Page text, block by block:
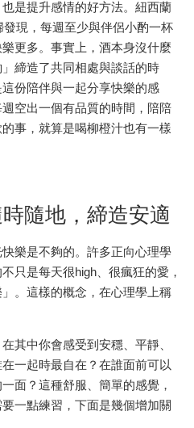
是提升感情的好方法。紐西蘭
現，每週至少與伴侶小酌一杯
更多。事實上，酒本身沒什麼
締造了共同相處與談話的時
份陪伴與一起分享快樂的感
空出一個有品質的時間，陪陪
事，就算是喝柳橙汁也有一樣
隨地，締造安適
樂是不夠的。許多正向心理學
只是每天很high、很瘋狂的愛，
。這樣的概念，在心理學上稱
其中你會感受到安穩、平靜、
一起時最自在？在誰面前可以
面？這種舒服、簡單的感覺，
一點練習，下面是幾個增加關